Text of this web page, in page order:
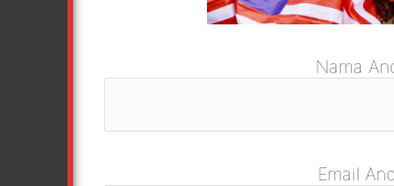
Nama
Email